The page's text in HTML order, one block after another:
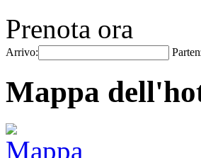
Prenota ora
Arrivo:
Mappa